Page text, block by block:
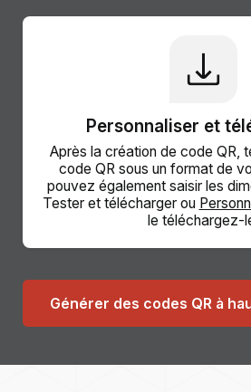
Personnaliser et
Après la création de code QR,
code QR sous un format de
pouvez également saisir les
Tester et télécharger ou
le téléchargez-
Générer des codes QR à